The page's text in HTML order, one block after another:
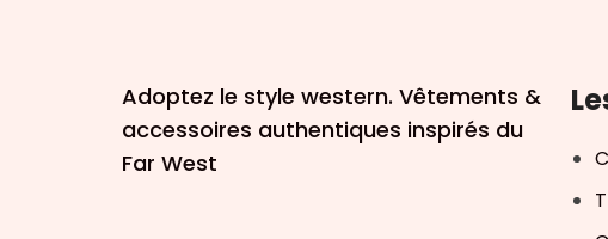
Adoptez le style western. Vêtements &
accessoires authentiques inspirés du
Far West